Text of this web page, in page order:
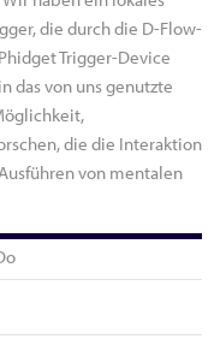
die durch die D-Flow-
Trigger-Device
das von uns genutzte
die die Interaktion
von mentalen